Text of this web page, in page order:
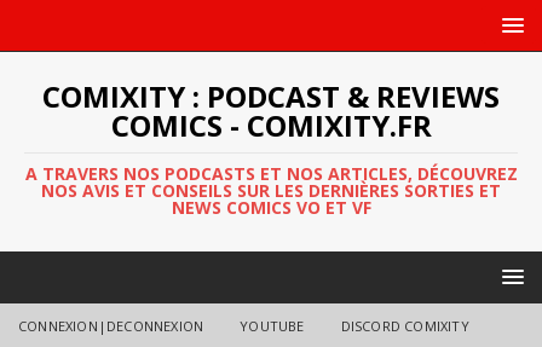
COMIXITY : PODCAST & REVIEWS
COMICS - COMIXITY.FR
A TRAVERS NOS PODCASTS ET NOS ARTICLES, DÉCOUVREZ
NOS AVIS ET CONSEILS SUR LES DERNIÈRES SORTIES ET
NEWS COMICS VO ET VF
CONNEXION|DECONNEXION YOUTUBE DISCORD COMIXITY